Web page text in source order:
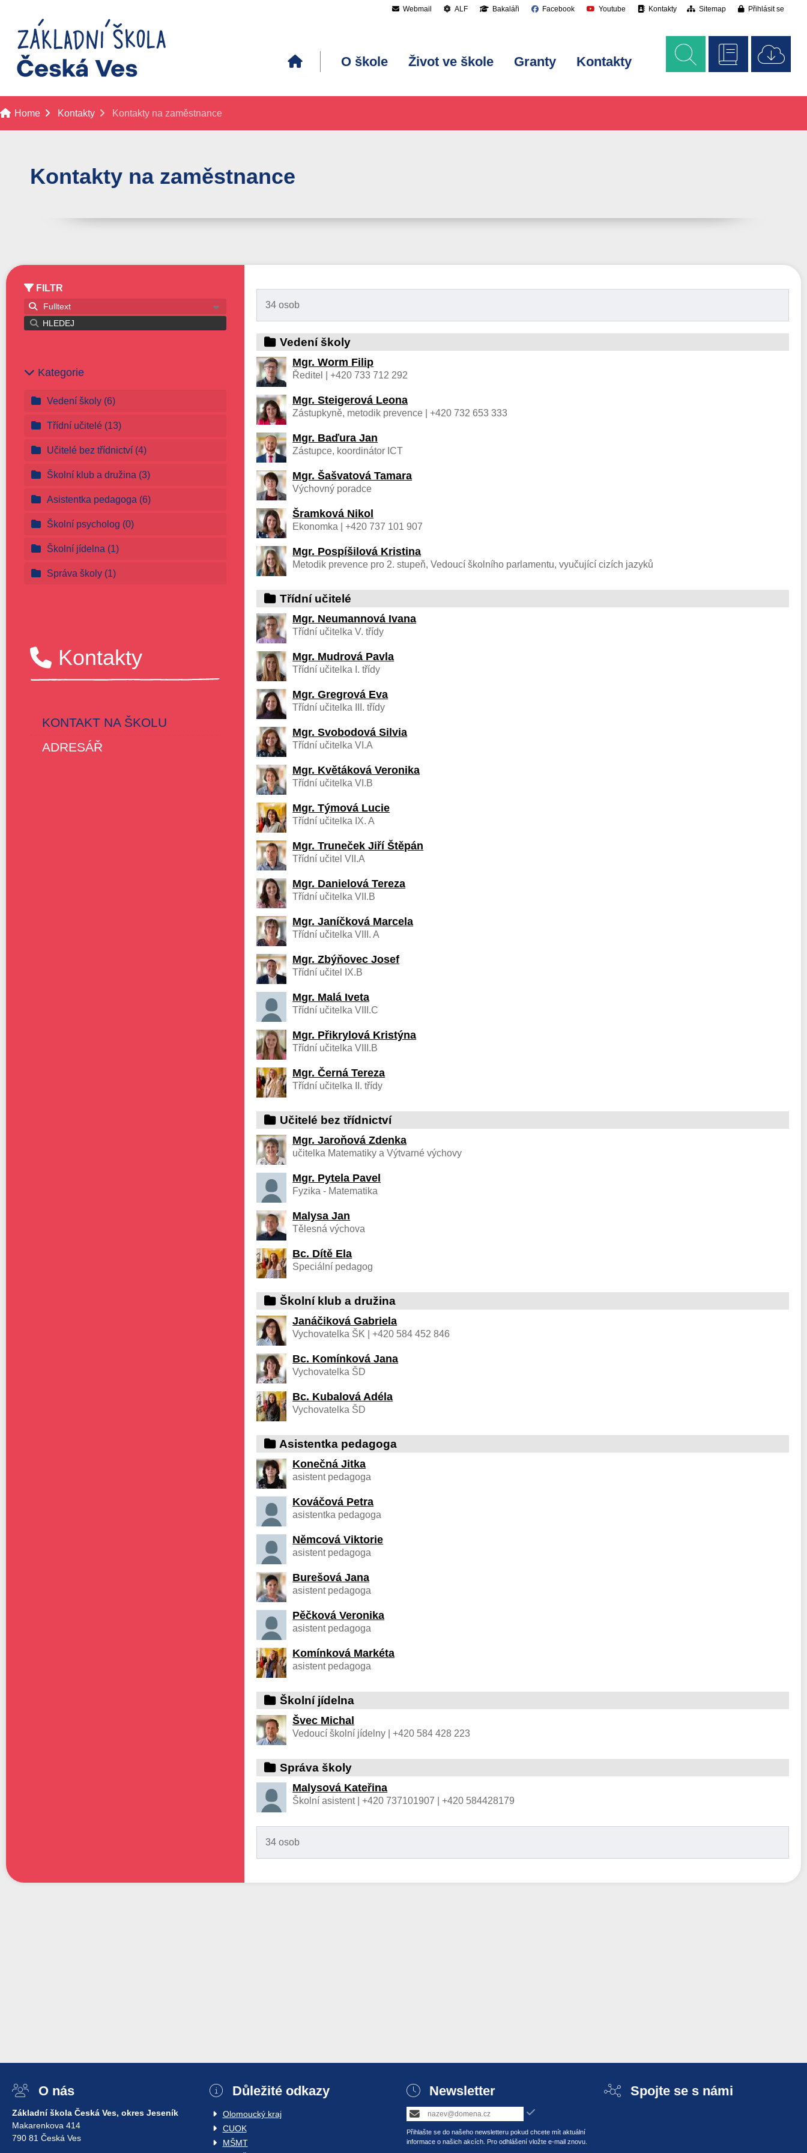
Webmail ALF Bakaláři Facebook Youtube Kontakty Sitemap Přihlásit se
O škole Život ve škole Granty Kontakty
Home Kontakty Kontakty na zaměstnance
Kontakty na zaměstnance
FILTR
Fulltext
HLEDEJ
Kategorie
Vedení školy (6)
Třídní učitelé (13)
Učitelé bez třídnictví (4)
Školní klub a družina (3)
Asistentka pedagoga (6)
Školní psycholog (0)
Školní jídelna (1)
Správa školy (1)
Kontakty
KONTAKT NA ŠKOLU
ADRESÁŘ
34 osob
Vedení školy
Mgr. Worm Filip
Ředitel | +420 733 712 292
Mgr. Steigerová Leona
Zástupkyně, metodik prevence | +420 732 653 333
Mgr. Baďura Jan
Zástupce, koordinátor ICT
Mgr. Šašvatová Tamara
Výchovný poradce
Šramková Nikol
Ekonomka | +420 737 101 907
Mgr. Pospíšilová Kristina
Metodik prevence pro 2. stupeň, Vedoucí školního parlamentu, vyučující cizích jazyků
Třídní učitelé
Mgr. Neumannová Ivana
Třídní učitelka V. třídy
Mgr. Mudrová Pavla
Třídní učitelka I. třídy
Mgr. Gregrová Eva
Třídní učitelka III. třídy
Mgr. Svobodová Silvia
Třídní učitelka VI.A
Mgr. Květáková Veronika
Třídní učitelka VI.B
Mgr. Týmová Lucie
Třídní učitelka IX. A
Mgr. Truneček Jiří Štěpán
Třídní učitel VII.A
Mgr. Danielová Tereza
Třídní učitelka VII.B
Mgr. Janíčková Marcela
Třídní učitelka VIII. A
Mgr. Zbýňovec Josef
Třídní učitel IX.B
Mgr. Malá Iveta
Třídní učitelka VIII.C
Mgr. Přikrylová Kristýna
Třídní učitelka VIII.B
Mgr. Černá Tereza
Třídní učitelka II. třídy
Učitelé bez třídnictví
Mgr. Jaroňová Zdenka
učitelka Matematiky a Výtvarné výchovy
Mgr. Pytela Pavel
Fyzika - Matematika
Malysa Jan
Tělesná výchova
Bc. Dítě Ela
Speciální pedagog
Školní klub a družina
Janáčiková Gabriela
Vychovatelka ŠK | +420 584 452 846
Bc. Komínková Jana
Vychovatelka ŠD
Bc. Kubalová Adéla
Vychovatelka ŠD
Asistentka pedagoga
Konečná Jitka
asistent pedagoga
Kováčová Petra
asistentka pedagoga
Němcová Viktorie
asistent pedagoga
Burešová Jana
asistent pedagoga
Pěčková Veronika
asistent pedagoga
Komínková Markéta
asistent pedagoga
Školní jídelna
Švec Michal
Vedoucí školní jídelny | +420 584 428 223
Správa školy
Malysová Kateřina
Školní asistent | +420 737101907 | +420 584428179
34 osob
O nás
Základní škola Česká Ves, okres Jeseník
Makarenkova 414
790 81 Česká Ves
Důležité odkazy
Olomoucký kraj
CUOK
MŠMT
Newsletter
Přihlašte se do našeho newsletteru pokud chcete mít aktuální
informace o našich akcích. Pro odhlášení vložte e-mail znovu.
Spojte se s námi